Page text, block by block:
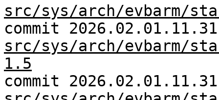
src/sys/arch/evbarm/
commit
src/sys/arch/evbarm/
1.5
commit